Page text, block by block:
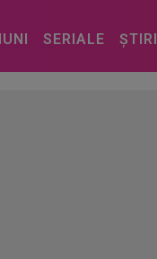
SERIALE ȘTIRI